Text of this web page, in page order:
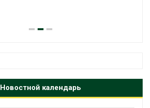
Новостной календарь